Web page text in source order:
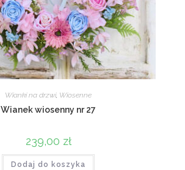
Wianki na drzwi, Wiosenne
Wianek wiosenny nr 27
239,00 zł
Dodaj do koszyka